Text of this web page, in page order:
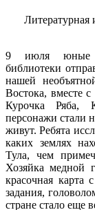
Литературная
9 июля юные
библиотеки
нашей
Востока, вместе
Курочка Ряба,
персонажи стали
живут. Ребята
каких землях
Тула, чем
Хозяйка медной
красочная карта
задания,
стране стало еще